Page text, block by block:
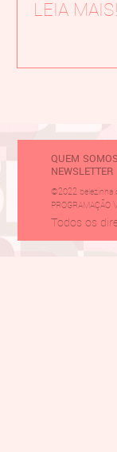
LEIA MAIS!
QUEM SOMOS
NEWSLETTER
©2022
PROGRAMAÇÃO
Todos os